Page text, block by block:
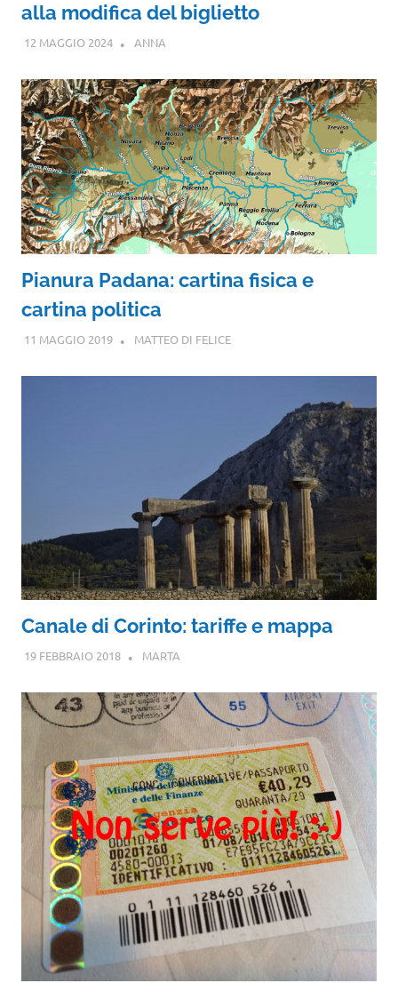
alla modifica del biglietto
12 MAGGIO 2024 ANNA
Pianura Padana: cartina fisica e
cartina politica
11 MAGGIO 2019 MATTEO DI FELICE
Canale di Corinto: tariffe e mappa
19 FEBBRAIO 2018 MARTA